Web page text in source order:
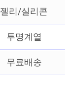
젤리/실리콘
투명계열
무료배송